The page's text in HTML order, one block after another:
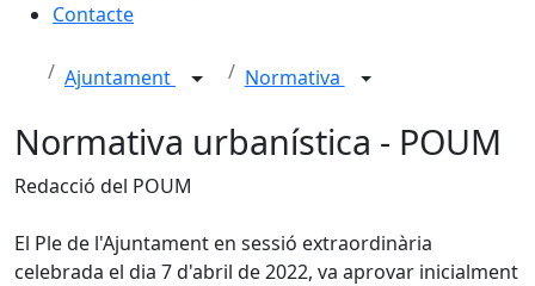
Contacte
Ajuntament Normativa
Normativa urbanística - POUM
Redacció del POUM
El Ple de l'Ajuntament en sessió extraordinària
celebrada el dia 7 d'abril de 2022, va aprovar inicialment